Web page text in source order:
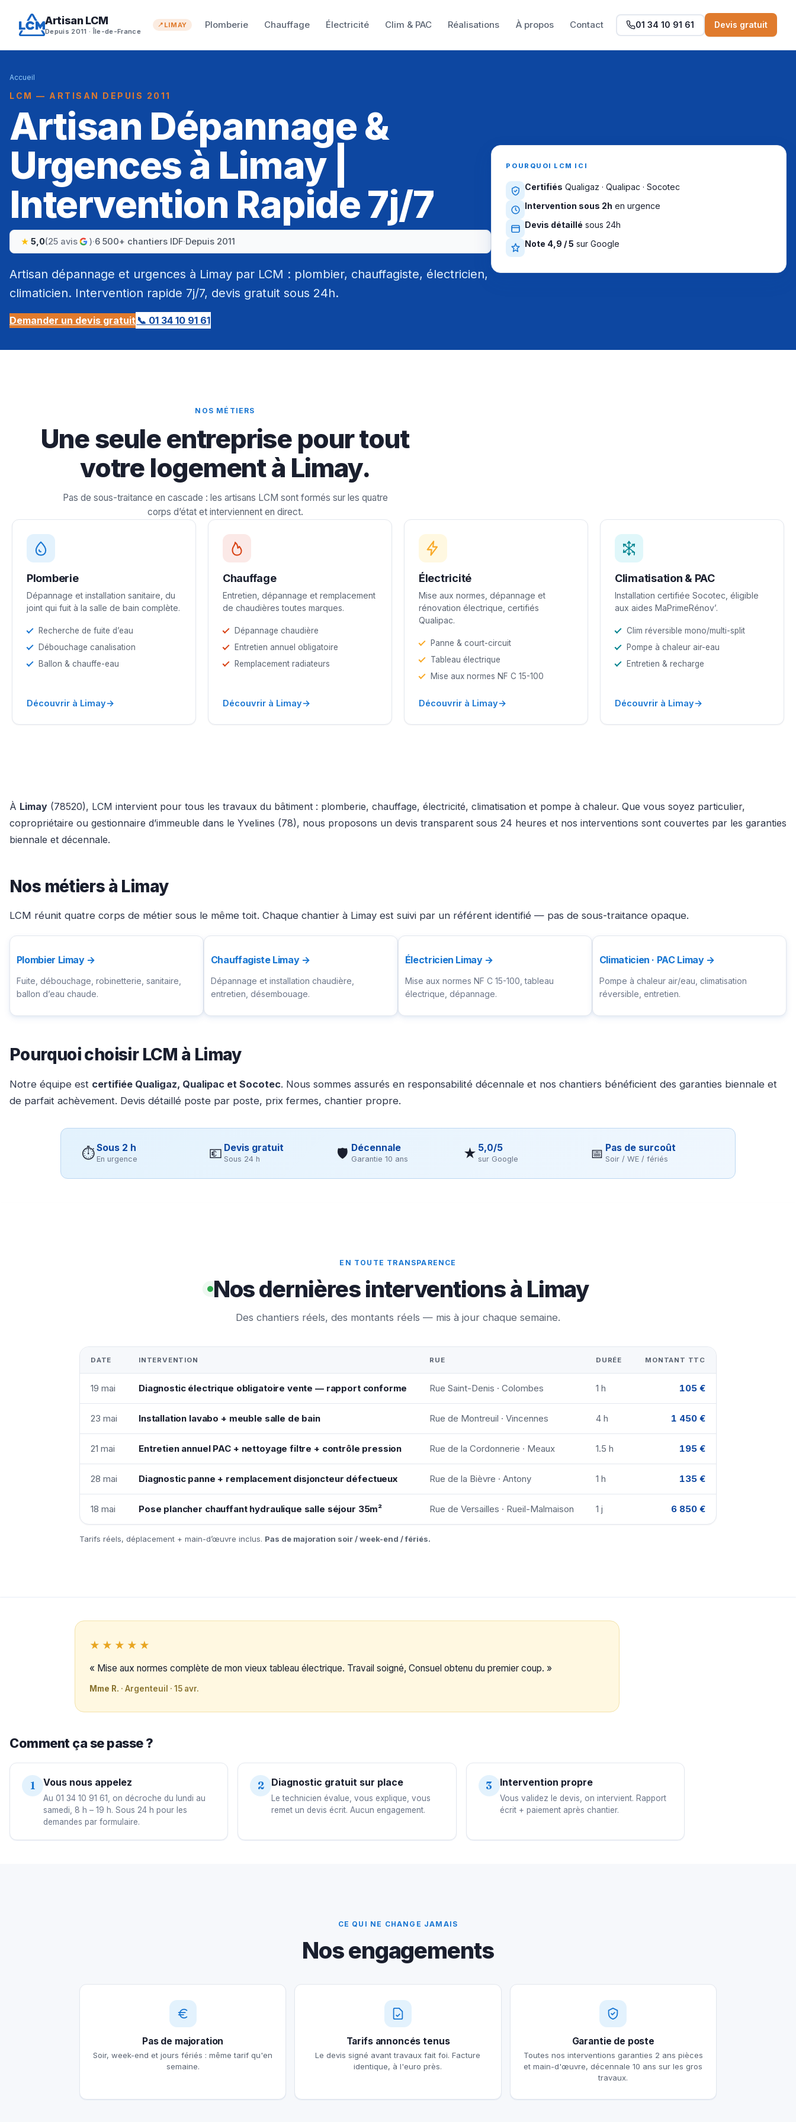
Artisan LCM
Depuis 2011 · Île-de-France
LIMAY Plomberie Chauffage Électricité Clim & PAC Réalisations À propos Contact 01 34 10 91 61 Devis gratuit
Accueil
LCM — ARTISAN DEPUIS 2011
Artisan Dépannage &
Urgences à Limay |
Intervention Rapide 7j/7
5,0(25 avis )·6 500+ chantiers IDF·Depuis 2011
Artisan dépannage et urgences à Limay par LCM : plombier, chauffagiste, électricien,
climaticien. Intervention rapide 7j/7, devis gratuit sous 24h.
Demander un devis gratuit 📞 01 34 10 91 61
POURQUOI LCM ICI
Certifiés Qualigaz · Qualipac · Socotec
Intervention sous 2h en urgence
Devis détaillé sous 24h
Note 4,9 / 5 sur Google
NOS MÉTIERS
Une seule entreprise pour tout
votre logement à Limay.
Pas de sous-traitance en cascade : les artisans LCM sont formés sur les quatre
corps d’état et interviennent en direct.
Plomberie
Dépannage et installation sanitaire, du
joint qui fuit à la salle de bain complète.
Recherche de fuite d’eau
Débouchage canalisation
Ballon & chauffe-eau
Découvrir à Limay→
Chauffage
Entretien, dépannage et remplacement
de chaudières toutes marques.
Dépannage chaudière
Entretien annuel obligatoire
Remplacement radiateurs
Découvrir à Limay→
Électricité
Mise aux normes, dépannage et
rénovation électrique, certifiés
Qualipac.
Panne & court-circuit
Tableau électrique
Mise aux normes NF C 15-100
Découvrir à Limay→
Climatisation & PAC
Installation certifiée Socotec, éligible
aux aides MaPrimeRénov’.
Clim réversible mono/multi-split
Pompe à chaleur air-eau
Entretien & recharge
Découvrir à Limay→
À Limay (78520), LCM intervient pour tous les travaux du bâtiment : plomberie, chauffage, électricité, climatisation et pompe à chaleur. Que vous soyez particulier,
copropriétaire ou gestionnaire d’immeuble dans le Yvelines (78), nous proposons un devis transparent sous 24 heures et nos interventions sont couvertes par les garanties
biennale et décennale.
Nos métiers à Limay
LCM réunit quatre corps de métier sous le même toit. Chaque chantier à Limay est suivi par un référent identifié — pas de sous-traitance opaque.
Plombier Limay →
Fuite, débouchage, robinetterie, sanitaire,
ballon d’eau chaude.
Chauffagiste Limay →
Dépannage et installation chaudière,
entretien, désembouage.
Électricien Limay →
Mise aux normes NF C 15-100, tableau
électrique, dépannage.
Climaticien · PAC Limay →
Pompe à chaleur air/eau, climatisation
réversible, entretien.
Pourquoi choisir LCM à Limay
Notre équipe est certifiée Qualigaz, Qualipac et Socotec. Nous sommes assurés en responsabilité décennale et nos chantiers bénéficient des garanties biennale et
de parfait achèvement. Devis détaillé poste par poste, prix fermes, chantier propre.
⏱Sous 2 h
En urgence 💶 Devis gratuit
Sous 24 h 🛡 Décennale
Garantie 10 ans ★ 5,0/5
sur Google 📅 Pas de surcoût
Soir / WE / fériés
EN TOUTE TRANSPARENCE
Nos dernières interventions à Limay
Des chantiers réels, des montants réels — mis à jour chaque semaine.
DATE INTERVENTION RUE DURÉE MONTANT TTC
19 mai Diagnostic électrique obligatoire vente — rapport conforme Rue Saint-Denis · Colombes 1 h 105 €
23 mai Installation lavabo + meuble salle de bain Rue de Montreuil · Vincennes 4 h 1 450 €
21 mai Entretien annuel PAC + nettoyage filtre + contrôle pression Rue de la Cordonnerie · Meaux 1.5 h 195 €
28 mai Diagnostic panne + remplacement disjoncteur défectueux Rue de la Bièvre · Antony 1 h 135 €
18 mai Pose plancher chauffant hydraulique salle séjour 35m² Rue de Versailles · Rueil-Malmaison 1 j 6 850 €
Tarifs réels, déplacement + main-d’œuvre inclus. Pas de majoration soir / week-end / fériés.
★★★★★
« Mise aux normes complète de mon vieux tableau électrique. Travail soigné, Consuel obtenu du premier coup. »
Mme R. · Argenteuil · 15 avr.
Comment ça se passe ?
1 Vous nous appelez
Au 01 34 10 91 61, on décroche du lundi au
samedi, 8 h – 19 h. Sous 24 h pour les
demandes par formulaire.
2 Diagnostic gratuit sur place
Le technicien évalue, vous explique, vous
remet un devis écrit. Aucun engagement.
3 Intervention propre
Vous validez le devis, on intervient. Rapport
écrit + paiement après chantier.
CE QUI NE CHANGE JAMAIS
Nos engagements
Pas de majoration
Soir, week-end et jours fériés : même tarif qu'en
semaine.
Tarifs annoncés tenus
Le devis signé avant travaux fait foi. Facture
identique, à l'euro près.
Garantie de poste
Toutes nos interventions garanties 2 ans pièces
et main-d'œuvre, décennale 10 ans sur les gros
travaux.